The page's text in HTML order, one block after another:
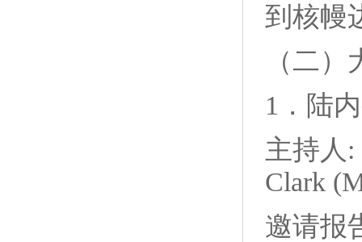
到核幔
（二
1．陆
主持人
Clark
邀请报